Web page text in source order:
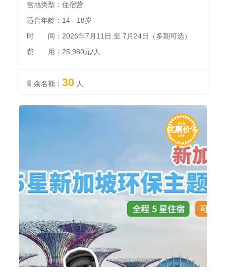
营地类型：住宿营
适合年龄：14 - 18岁
时 间：2026年7月11日 至 7月24日（多期可选）
费 用：25,980元/人
剩余名额：30 人
优惠价%